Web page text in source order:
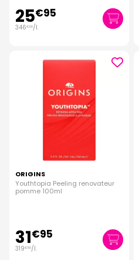
25€95
346€00/l.
ORIGINS
Youthtopia Peeling renovateur
pomme 100ml
31€95
319€50/l.